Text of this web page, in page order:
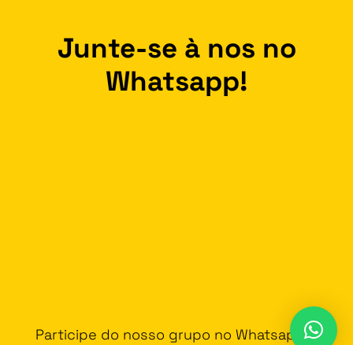
Junte-se à nos no
Whatsapp!
Participe do nosso grupo no Whatsapp e